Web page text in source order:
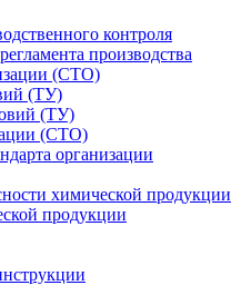
контроля
производства
(СТО)
(ТУ)
(ТУ)
(СТО)
организации
химической продукции
продукции